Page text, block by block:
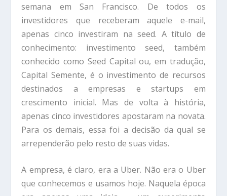
semana em San Francisco. De todos os
investidores que receberam aquele e-mail,
apenas cinco investiram na seed. A título de
conhecimento: investimento seed, também
conhecido como Seed Capital ou, em tradução,
Capital Semente, é o investimento de recursos
destinados a empresas e startups em
crescimento inicial. Mas de volta à história,
apenas cinco investidores apostaram na novata.
Para os demais, essa foi a decisão da qual se
arrependerão pelo resto de suas vidas.
A empresa, é claro, era a Uber. Não era o Uber
que conhecemos e usamos hoje. Naquela época